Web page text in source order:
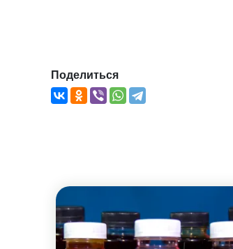
Поделиться